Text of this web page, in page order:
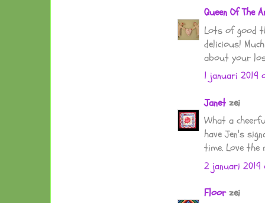
Queen Of The
Lots of good
delicious!
about your
1 januari 2019
Janet zei
What a
have Jen's
time. Love the
2 januari 2019
Floorzei